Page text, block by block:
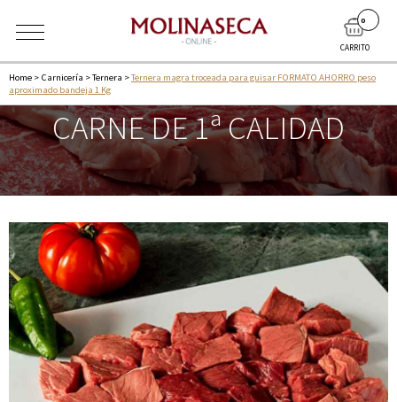
CARRITO
0
Home > Carnicería >Ternera >Ternera magra troceada para guisar FORMATO AHORRO peso
aproximado bandeja 1 Kg
CARNE DE 1ª CALIDAD